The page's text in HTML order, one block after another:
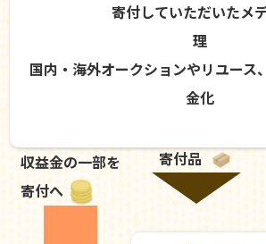
寄付していただいたメディ
理
国内・海外オークションやリユース
金化
収益金の一部を
寄付へ
寄付品